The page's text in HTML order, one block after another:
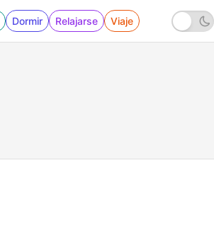
Dormir Relajarse Viaje